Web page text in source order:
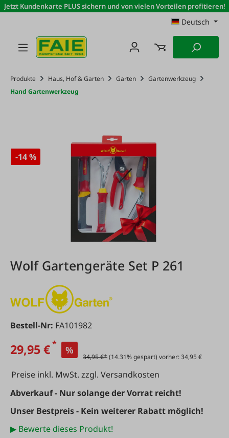
Zum Hauptinhalt springen
Jetzt Kundenkarte PLUS sichern und von vielen Vorteilen profitieren!
Deutsch
Produkte Haus, Hof & Garten Garten
Gartenwerkzeug
Hand Gartenwerkzeug
-14 %
Wolf Gartengeräte Set P 261
Bestell-Nr: FA101982
29,95 €* %
34,95 €*(14.31% gespart) vorher: 34,95 €
Preise inkl. MwSt. zzgl. Versandkosten
Abverkauf - Nur solange der Vorrat reicht!
Unser Bestpreis - Kein weiterer Rabatt möglich!
▶ Bewerte dieses Produkt!